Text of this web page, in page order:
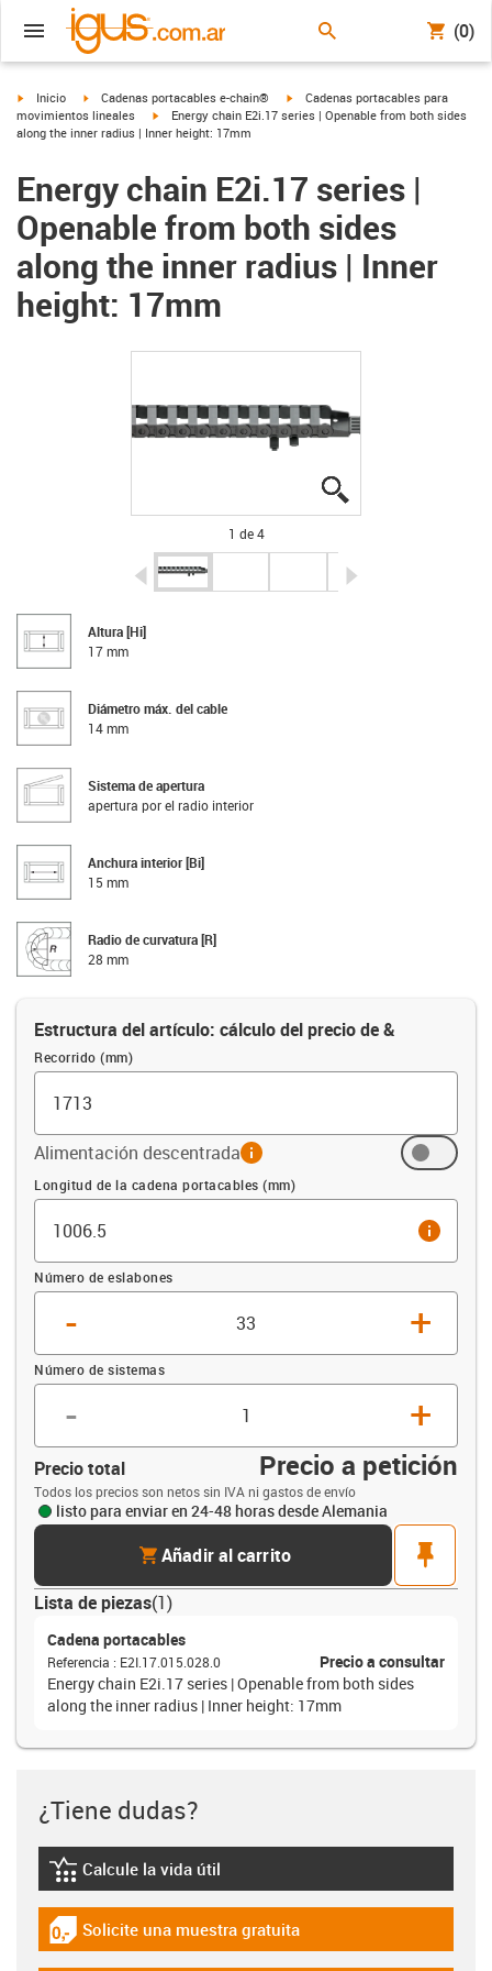
(0)
igus-icon-arrow-right
Inicio igus-icon-arrow-right
Cadenas portacables e-chain® igus-icon-arrow-right
Cadenas portacables para
movimientos lineales
igus-icon-arrow-right
Energy chain E2i.17 series | Openable from both sides
along the inner radius | Inner height: 17mm
Energy chain E2i.17 series |
Openable from both sides
along the inner radius | Inner
height: 17mm
1 de 4
igus-icon-arrow-left
Altura [Hi]
17 mm
Diámetro máx. del cable
14 mm
Sistema de apertura
apertura por el radio interior
Anchura interior [Bi]
15 mm
Radio de curvatura [R]
28 mm
Estructura del artículo: cálculo del precio de &
Recorrido (mm)
Alimentación descentradainfo
Compensación (mm)
Longitud de la cadena portacables (mm)
info
Número de eslabones
- +
Número de sistemas
- +
Precio total Precio a petición
Todos los precios son netos sin IVA ni gastos de envío
listo para enviar en 24-48 horas desde Alemania
cartAñadir al carrito
pin
Lista de piezas(1)
Cadena portacables
Referencia : E2I.17.015.028.0
Precio a consultar
Energy chain E2i.17 series | Openable from both sides
along the inner radius | Inner height: 17mm
¿Tiene dudas?
igus-icon-lebensdauerrechner
Calcule la vida útil
igus-icon-gratismuster
Solicite una muestra gratuita